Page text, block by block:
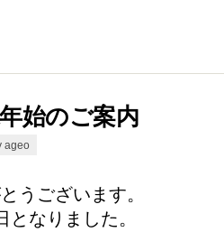
始のご案内
ageo
うございます。
なりました。